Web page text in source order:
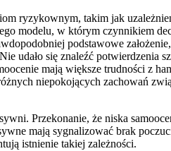
ryzykownym, takim jak
modelu, w którym czynnikiem
podstawowe
udało się znaleźć potwierdzenia
mają większe trudności z
niepokojących zachowań
Przekonanie, że niska
mają sygnalizować brak
istnienie takiej zależności.